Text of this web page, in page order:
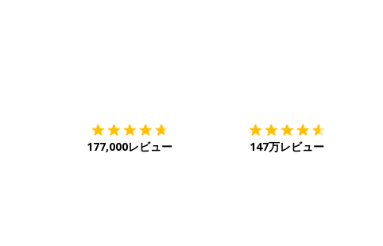
177,000レビュー 147万レビュー